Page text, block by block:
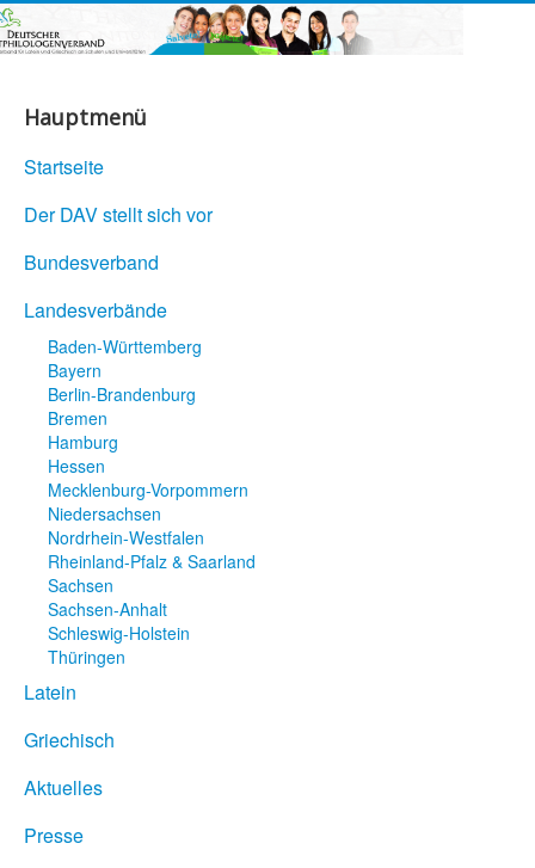
Hauptmenü
Startseite
Der DAV stellt sich vor
Bundesverband
Landesverbände
Baden-Württemberg
Bayern
Berlin-Brandenburg
Bremen
Hamburg
Hessen
Mecklenburg-Vorpommern
Niedersachsen
Nordrhein-Westfalen
Rheinland-Pfalz & Saarland
Sachsen
Sachsen-Anhalt
Schleswig-Holstein
Thüringen
Latein
Griechisch
Aktuelles
Presse